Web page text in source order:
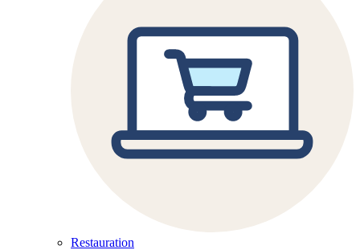
Restauration